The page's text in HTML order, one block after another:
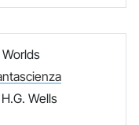
Wells